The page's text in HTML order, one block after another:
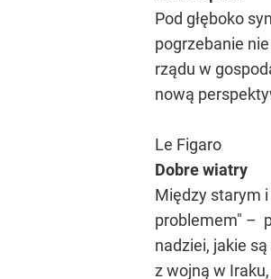
Pod głęboko
pogrzebanie
rządu w
nową
Le Figaro
Dobre wiatry
Między starym
problemem" –
nadziei, jakie
z wojną w